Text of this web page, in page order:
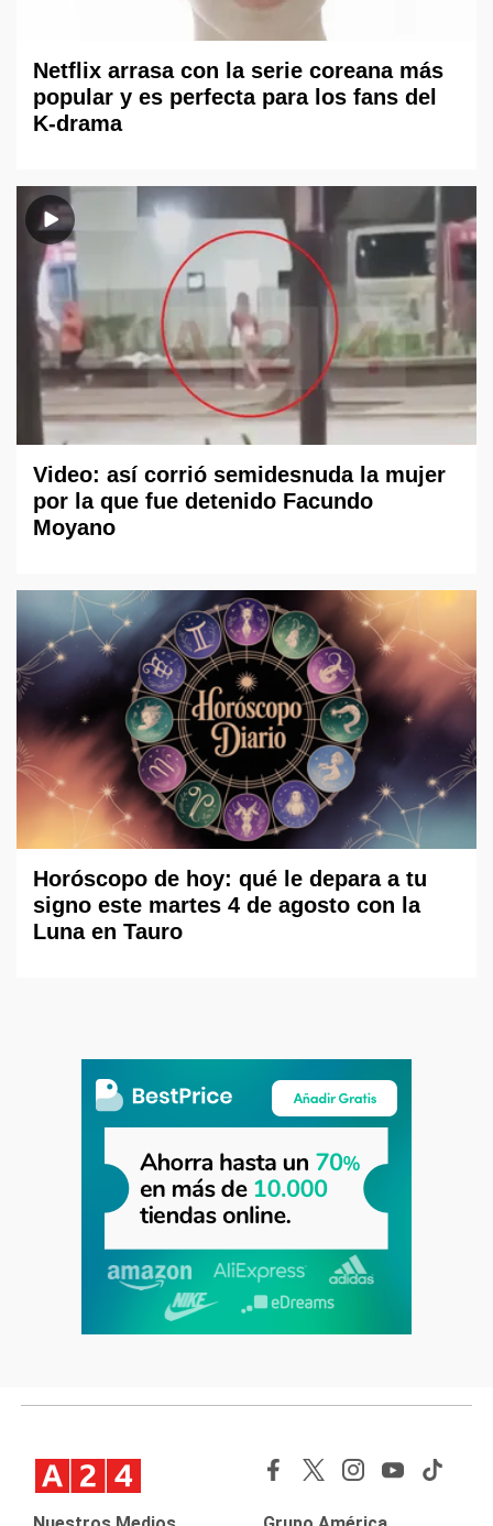
Netflix arrasa con la serie coreana más
popular y es perfecta para los fans del
K-drama
Video: así corrió semidesnuda la mujer
por la que fue detenido Facundo
Moyano
Horóscopo de hoy: qué le depara a tu
signo este martes 4 de agosto con la
Luna en Tauro